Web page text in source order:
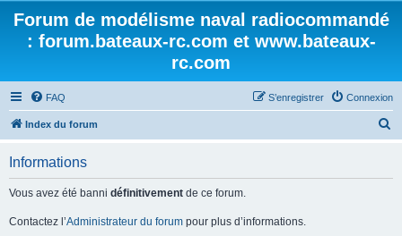
Forum de modélisme naval radiocommandé
: forum.bateaux-rc.com et www.bateaux-
rc.com
FAQ Connexion
S’enregistrer
Index du forum
Informations
Vous avez été banni définitivement de ce forum.
Contactez l’Administrateur du forum pour plus d’informations.